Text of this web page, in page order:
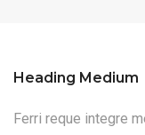
Heading Medium
Ferri reque integre